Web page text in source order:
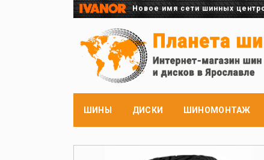
Новое имя сети шинных
ШИНЫ ДИСКИ ШИНОМОНТАЖ